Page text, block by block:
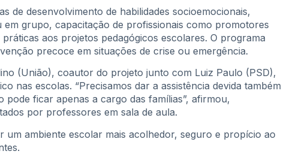
de desenvolvimento de habilidades socioemocionais,
em grupo, capacitação de profissionais como promotores
aos projetos pedagógicos escolares. O programa
precoce em situações de crise ou emergência.
(União), coautor do projeto junto com Luiz Paulo (PSD),
nas escolas. “Precisamos dar a assistência devida também
pode ficar apenas a cargo das famílias”, afirmou,
por professores em sala de aula.
um ambiente escolar mais acolhedor, seguro e propício ao